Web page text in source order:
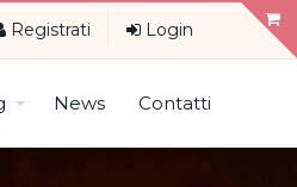
Registrati Login
News Contatti